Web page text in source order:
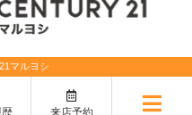
マルヨシ
歴 来店予約